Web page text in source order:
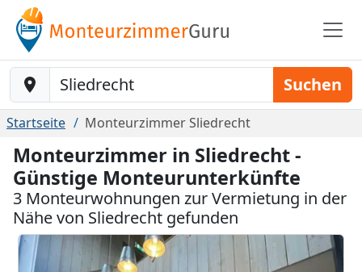
Baustelle-Location Suchen
Startseite Monteurzimmer Sliedrecht
Monteurzimmer in Sliedrecht -
Günstige Monteurunterkünfte
3 Monteurwohnungen zur Vermietung in der
Nähe von Sliedrecht gefunden